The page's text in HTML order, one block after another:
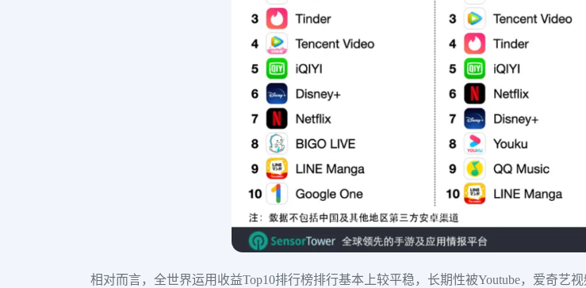
相对而言，全世界运用收益Top10排行榜排行基本上较平稳，长期性被Youtube，爱奇艺